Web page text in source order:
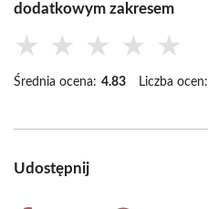
dodatkowym zakresem
★ ★ ★ ★ ★
Średnia ocena: 4.83 Liczba ocen:
Udostępnij